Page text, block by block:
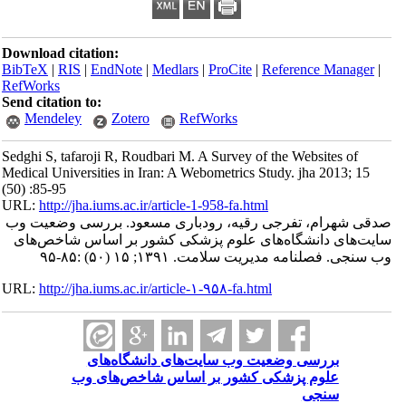
Download citation:
BibTeX|RIS|EndNote|Medlars|ProCite|Reference Manager
RefWorks
Send citation to:
Mendeley
Zotero RefWorks
Sedghi S, tafaroji R, Roudbari M. A Survey of the Websites of
Medical Universities in Iran: A Webometrics Study. jha 2013; 15
(50) :85-95
URL:http://jha.iums.ac.ir/article-1-958-fa.html
صدقی شهرام، تفرجی رقیه، رودباری مسعود. بررسی وضعیت وب
سایت‌های دانشگاه‌های علوم پزشکی کشور بر اساس شاخص‌های
وب سنجی. فصلنامه مدیریت سلامت. ۱۳۹۱; ۱۵ (۵۰) :۸۵-۹۵
URL:http://jha.iums.ac.ir/article-۱-۹۵۸-fa.html
بررسی وضعیت وب سایت‌های دانشگاه‌های
علوم پزشکی کشور بر اساس شاخص‌های وب
سنجی